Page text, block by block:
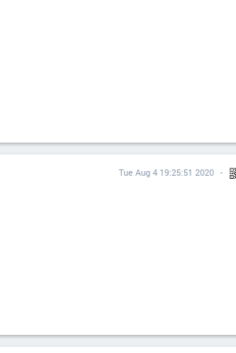
Tue Aug 4 19:25:51 2020